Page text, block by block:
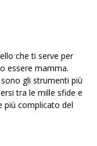
che ti serve per
essere mamma.
gli strumenti più
tra le mille sfide e
più complicato del